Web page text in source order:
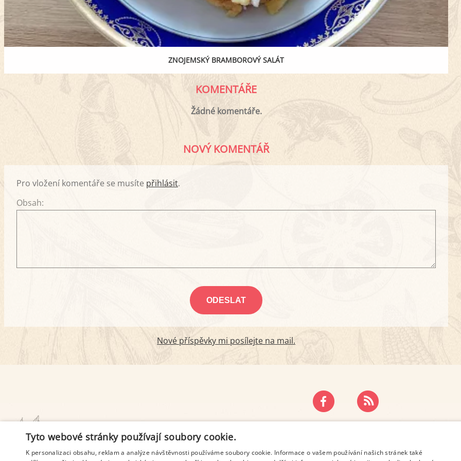
ZNOJEMSKÝ BRAMBOROVÝ SALÁT
KOMENTÁŘE
Žádné komentáře.
NOVÝ KOMENTÁŘ
Pro vložení komentáře se musíte přihlásit.
Obsah:
Nové příspěvky mi posílejte na mail.
PODMÍNKY UŽITÍ ZÁSADY OCHRANY OSOBNÍCH ÚDAJŮ
Tyto webové stránky používají soubory cookie.
K personalizaci obsahu, reklam a analýze návštěvnosti používáme soubory cookie. Informace o vašem používání našich stránek také